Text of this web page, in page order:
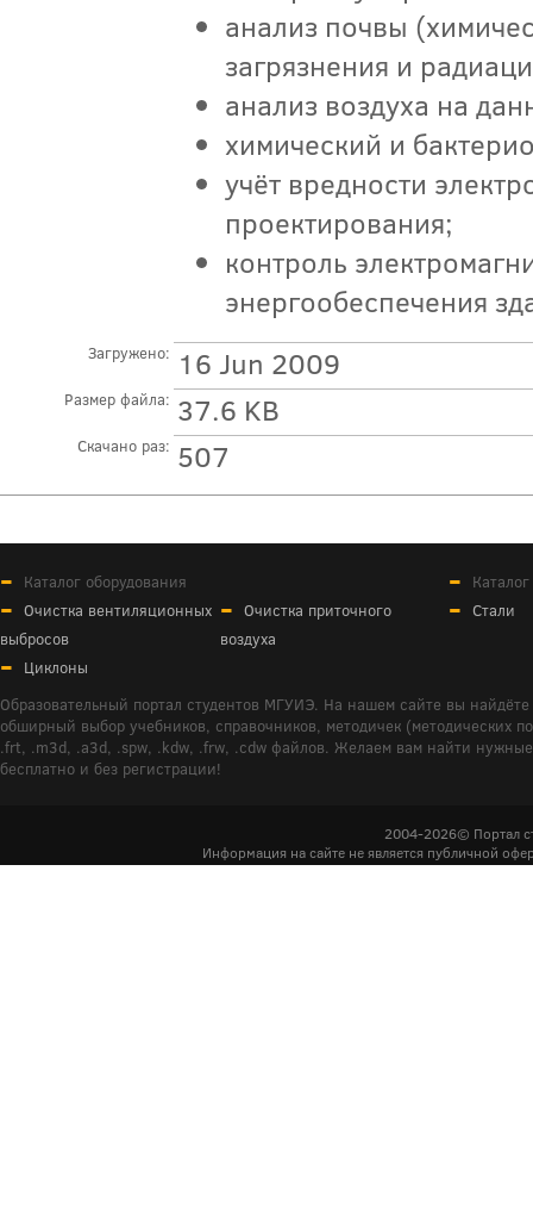
анализ почвы
загрязнения и
анализ воздуха на
химический и
учёт вредности
проектирования;
контроль
энергообеспечения
Загружено: 16 Jun 2009
Размер файла: 37.6 KB
Скачано раз: 507
Каталог оборудования
Очистка вентиляционных
выбросов
Очистка приточного
воздуха
Циклоны
Стали
Образовательный портал студентов МГУИЭ. На нашем сайте вы
обширный выбор учебников, справочников, методичек (методических
.frt, .m3d, .a3d, .spw, .kdw, .frw, .cdw файлов. Желаем вам найти
бесплатно и без регистрации!
2004-2026© Портал
Информация на сайте не является публичной